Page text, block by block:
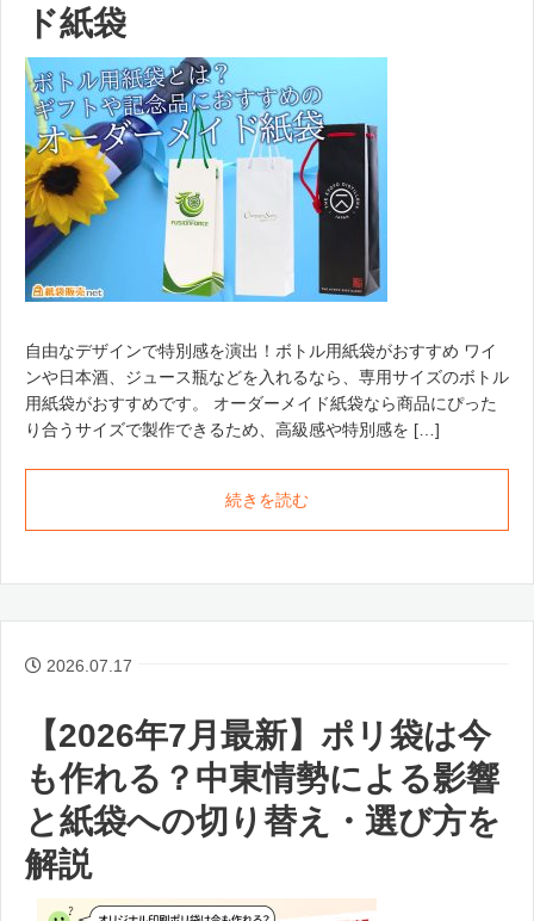
ド紙袋
自由なデザインで特別感を演出！ボトル用紙袋がおすすめ ワイ
ンや日本酒、ジュース瓶などを入れるなら、専用サイズのボトル
用紙袋がおすすめです。 オーダーメイド紙袋なら商品にぴった
り合うサイズで製作できるため、高級感や特別感を […]
続きを読む
2026.07.17
【2026年7月最新】ポリ袋は今
も作れる？中東情勢による影響
と紙袋への切り替え・選び方を
解説